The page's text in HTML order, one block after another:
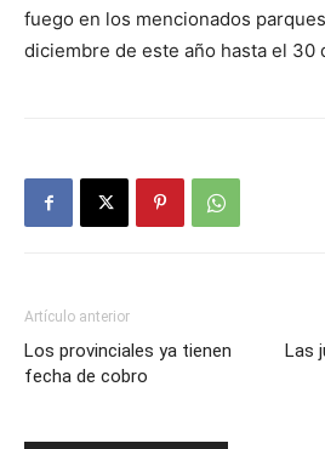
fuego en los mencionados
diciembre de este año hasta el 30
Artículo anterior
Los provinciales ya tienen
fecha de cobro
Las